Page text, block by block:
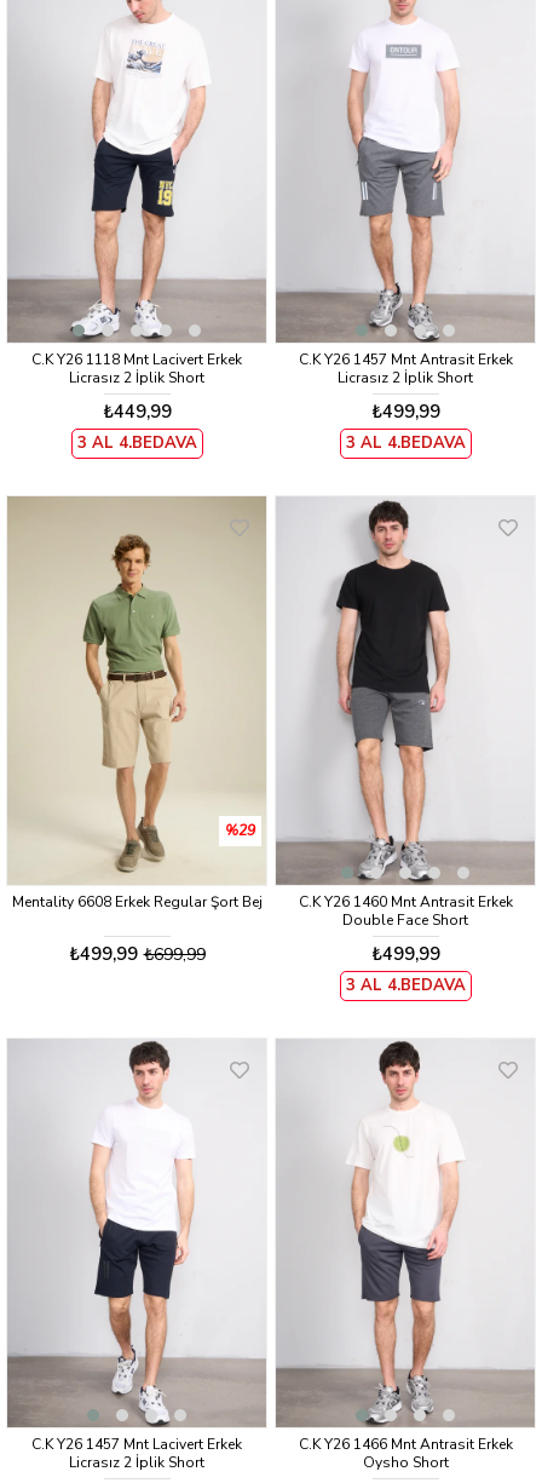
C.K Y26 1118 Mnt Lacivert Erkek
Licrasız 2 İplik Short
₺449,99
3 AL 4.BEDAVA
C.K Y26 1457 Mnt Antrasit Erkek
Licrasız 2 İplik Short
₺499,99
3 AL 4.BEDAVA
Mentality 6608 Erkek Regular Şort Bej
₺499,99 ₺699,99
%29
C.K Y26 1460 Mnt Antrasit Erkek
Double Face Short
₺499,99
3 AL 4.BEDAVA
C.K Y26 1457 Mnt Lacivert Erkek
Licrasız 2 İplik Short
C.K Y26 1466 Mnt Antrasit Erkek
Oysho Short